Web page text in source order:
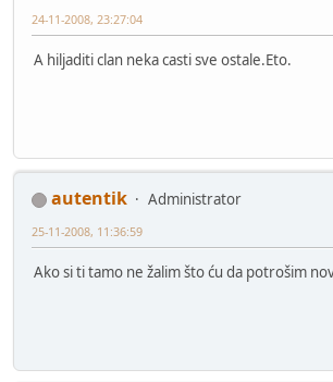
24-11-2008, 23:27:04
A hiljaditi clan neka casti sve ostale.Eto.
autentik
Administrator
25-11-2008, 11:36:59
Ako si ti tamo ne žalim što ću da potrošim